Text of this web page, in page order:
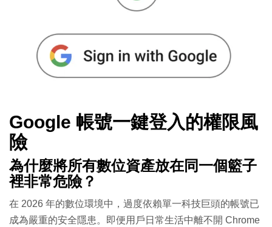
Google 帳號一鍵登入的權限風
險
為什麼將所有數位資產放在同一個籃子
裡非常危險？
在 2026 年的數位環境中，過度依賴單一科技巨頭的帳號已
成為嚴重的安全隱患。即便用戶日常生活中離不開 Chrome